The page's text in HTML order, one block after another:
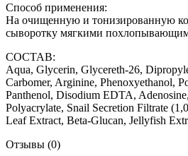
Способ применения:
На очищенную и тонизированную
сыворотку мягкими
СОСТАВ:
Aqua, Glycerin, Glycereth-26,
Carbomer, Arginine, Phenoxyethanol,
Panthenol, Disodium EDTA,
Polyacrylate, Snail Secretion Filtrate
Leaf Extract, Beta-Glucan, Jellyfish
Отзывы (0)